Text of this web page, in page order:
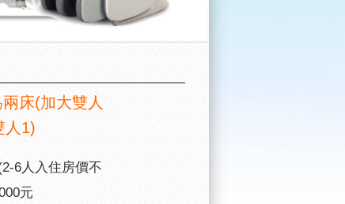
床(加大雙人
人1)
6人入住房價不
元